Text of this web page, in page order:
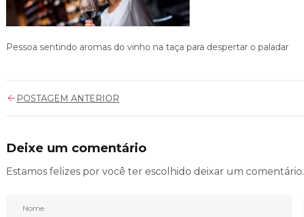
Pessoa sentindo aromas do vinho na taça para despertar o paladar
POSTAGEM ANTERIOR
Deixe um comentário
Estamos felizes por você ter escolhido deixar um comentário.